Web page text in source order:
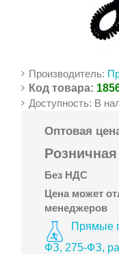
Производитель:
Код товара:
Доступность: В
Оптовая
Без НДС
Цена может
менеджеров
Прямые
ФЗ, 275-ФЗ,